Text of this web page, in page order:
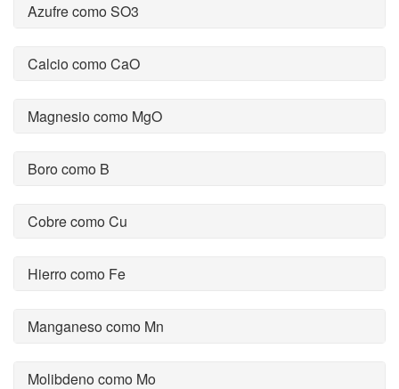
Azufre como SO3
Calcio como CaO
Magnesio como MgO
Boro como B
Cobre como Cu
Hierro como Fe
Manganeso como Mn
Molibdeno como Mo